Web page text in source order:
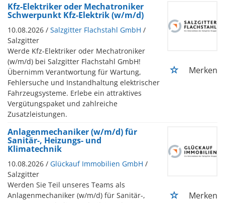
Kfz-Elektriker oder Mechatroniker
Schwerpunkt Kfz-Elektrik (w/m/d)
10.08.2026 / Salzgitter Flachstahl GmbH /
Salzgitter
Werde Kfz-Elektriker oder Mechatroniker
(w/m/d) bei Salzgitter Flachstahl GmbH!
Übernimm Verantwortung für Wartung,
Fehlersuche und Instandhaltung elektrischer
Fahrzeugsysteme. Erlebe ein attraktives
Vergütungspaket und zahlreiche
Zusatzleistungen.
Merken
Anlagenmechaniker (w/m/d) für
Sanitär-, Heizungs- und
Klimatechnik
10.08.2026 / Glückauf Immobilien GmbH /
Salzgitter
Werden Sie Teil unseres Teams als
Anlagenmechaniker (w/m/d) für Sanitär-,
Merken